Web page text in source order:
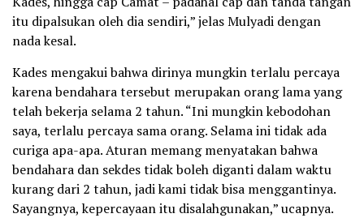
itu dipalsukan oleh dia sendiri,” jelas Mulyadi dengan
nada kesal.
Kades mengakui bahwa dirinya mungkin terlalu percaya
karena bendahara tersebut merupakan orang lama yang
telah bekerja selama 2 tahun. “Ini mungkin kebodohan
saya, terlalu percaya sama orang. Selama ini tidak ada
curiga apa-apa. Aturan memang menyatakan bahwa
bendahara dan sekdes tidak boleh diganti dalam waktu
kurang dari 2 tahun, jadi kami tidak bisa menggantinya.
Sayangnya, kepercayaan itu disalahgunakan,” ucapnya.